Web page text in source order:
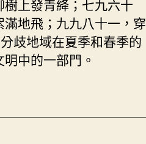
上發青絳；七九六十
地飛；九九八十一，穿
歧地域在夏季和春季的
中的一部門。